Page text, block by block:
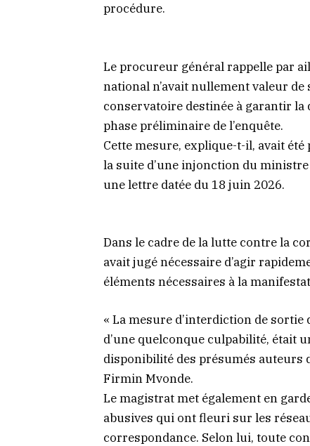
procédure.
Le procureur général rappelle par
national n’avait nullement valeur
conservatoire destinée à garantir
phase préliminaire de l’enquête.
Cette mesure, explique-t-il, avait
la suite d’une injonction du
une lettre datée du 18 juin 2026.
Dans le cadre de la lutte contre la
avait jugé nécessaire d’agir
éléments nécessaires à la
« La mesure d’interdiction de
d’une quelconque culpabilité, était
disponibilité des présumés auteurs
Firmin Mvonde.
Le magistrat met également en
abusives qui ont fleuri sur les
correspondance. Selon lui, toute